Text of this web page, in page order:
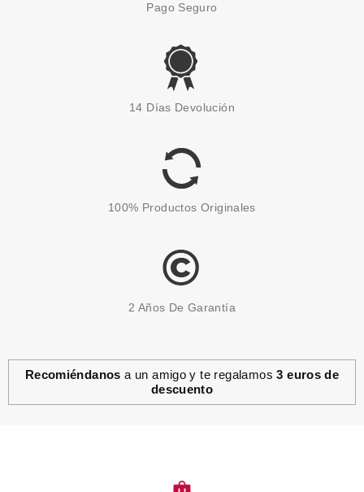
Pago Seguro
14 Días Devolución
100% Productos Originales
2 Años De Garantía
Recomiéndanos a un amigo y te regalamos3 euros de
descuento